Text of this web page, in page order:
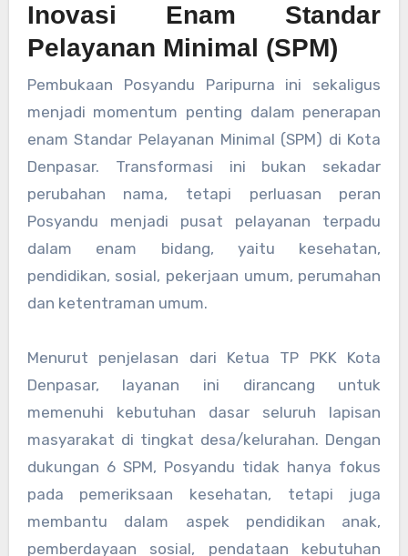
Inovasi Enam Standar
Pelayanan Minimal (SPM)
Pembukaan Posyandu Paripurna ini sekaligus
menjadi momentum penting dalam penerapan
enam Standar Pelayanan Minimal (SPM) di Kota
Denpasar. Transformasi ini bukan sekadar
perubahan nama, tetapi perluasan peran
Posyandu menjadi pusat pelayanan terpadu
dalam enam bidang, yaitu kesehatan,
pendidikan, sosial, pekerjaan umum, perumahan
dan ketentraman umum.
Menurut penjelasan dari Ketua TP PKK Kota
Denpasar, layanan ini dirancang untuk
memenuhi kebutuhan dasar seluruh lapisan
masyarakat di tingkat desa/kelurahan. Dengan
dukungan 6 SPM, Posyandu tidak hanya fokus
pada pemeriksaan kesehatan, tetapi juga
membantu dalam aspek pendidikan anak,
pemberdayaan sosial, pendataan kebutuhan